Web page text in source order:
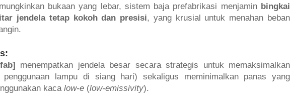
bukaan yang lebar, sistem baja prefabrikasi menjamin bingkai
jendela tetap kokoh dan presisi, yang krusial untuk menahan beban
menempatkan jendela besar secara strategis untuk memaksimalkan
penggunaan lampu di siang hari) sekaligus meminimalkan panas yang
kaca low-e (low-emissivity).